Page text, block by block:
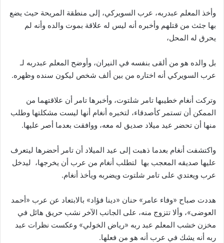
وأخذ المعلم عبدربه، عرب السويركي، إلى منطقة المريحة حيث يضع
بها جثث من قتلهم وأخبره أنه ليس له علاقة بموت والده وأنه لم
يحرق له المحل،
بل والده هو من ألقى بنفسه في النيران، وأوضح المعلم عبدربه لـ
عرب السويركي أنه اختاره من بين ألف شخص ليكون سنده وظهره.
وتركت أنغام خطيبها تامر شلتوت، وأخبرها تامر أن علاقتهما من
الممكن أن تستمر كأصدقاء، لتخبره أنغام أنها ليست مشكلتها وطلب
منها أن تحضر عيد ميلاد صديق له معه، ووافقت بعدما أصر عليها.
واكتشفت أنغام بعدما ذهبت إلى عيد الميلاد أن تامر أحضرها ليتعرف
عليها صديقه المعجب بها لتطلب أنغام من عرب أن يخرجها، ليدخل
عرب ويعتدي على تامر شلتوت ويضربه ويأخذ أنغام.
هددت صباح «وفاء عامر» حنان «دينا فؤاد» بالابتعاد عن عرب «أحمد
العوضى»، وألا تتزوج منه، على الجانب الآخر نشب حريق هائل في
مخزن خشب المعلم عبد ربه «رياض الخولي» وعكست نظرات عبد
ربه أنه يشك في عرب أنه هو من فعلها.